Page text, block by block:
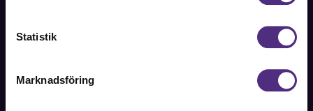
Statistik
Marknadsföring
Fackförbundet för akademiker i samhällsbärande